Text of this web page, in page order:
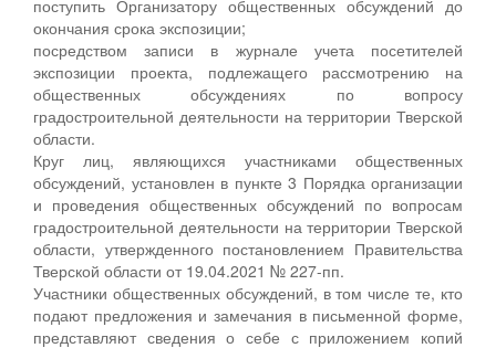
поступить Организатору общественных обсуждений до
окончания срока экспозиции;
посредством записи в журнале учета посетителей
экспозиции проекта, подлежащего рассмотрению на
общественных обсуждениях по вопросу
градостроительной деятельности на территории Тверской
области.
Круг лиц, являющихся участниками общественных
обсуждений, установлен в пункте 3 Порядка организации
и проведения общественных обсуждений по вопросам
градостроительной деятельности на территории Тверской
области, утвержденного постановлением Правительства
Тверской области от 19.04.2021 № 227-пп.
Участники общественных обсуждений, в том числе те, кто
подают предложения и замечания в письменной форме,
представляют сведения о себе с приложением копий